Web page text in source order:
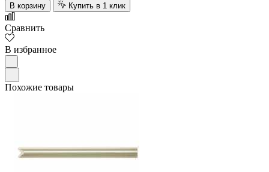
В корзину Купить в 1 клик
Сравнить
В избранное
Похожие товары